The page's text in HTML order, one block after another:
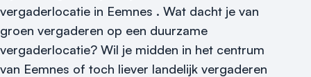
vergaderlocatie in Eemnes . Wat dacht je van
groen vergaderen op een duurzame
vergaderlocatie? Wil je midden in het centrum
van Eemnes of toch liever landelijk vergaderen